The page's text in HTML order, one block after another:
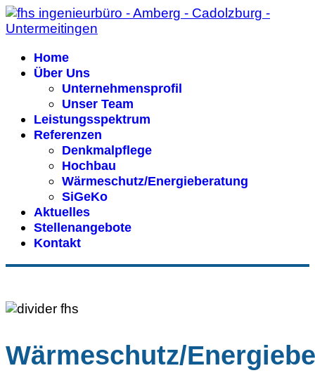
Home
Über Uns
Unternehmensprofil
Unser Team
Leistungsspektrum
Referenzen
Denkmalpflege
Hochbau
Wärmeschutz/Energieberatung
SiGeKo
Aktuelles
Stellenangebote
Kontakt
Wärmeschutz/